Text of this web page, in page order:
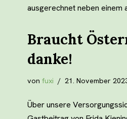
ausgerechnet neben einem
Braucht
danke!
von fuxi 21. November
Über unsere